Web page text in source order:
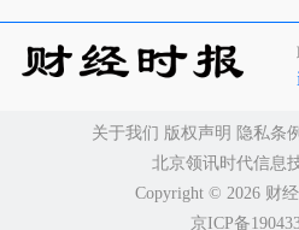
关于我们 版权声明 隐私条例
北京领讯时代信息
Copyright ©️ 2026 财
京ICP备